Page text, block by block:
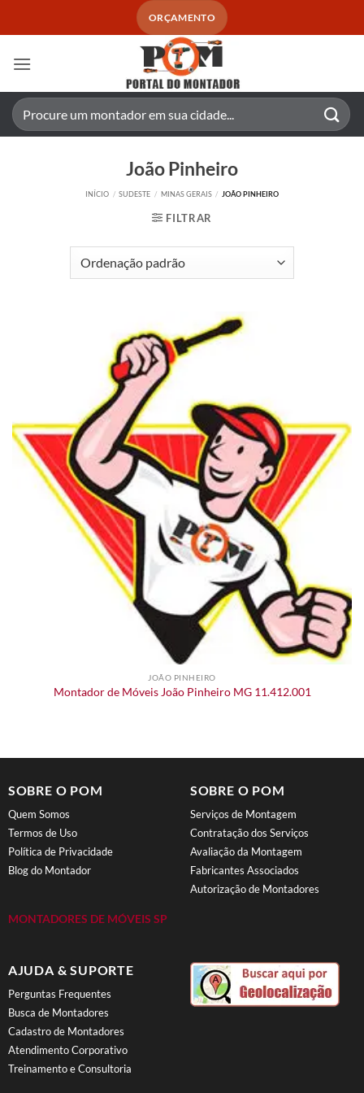
ORÇAMENTO
Pesquisar
por:
João Pinheiro
INÍCIO / SUDESTE / MINAS GERAIS / JOÃO PINHEIRO
FILTRAR
JOÃO PINHEIRO
Montador de Móveis João Pinheiro MG 11.412.001
SOBRE O POM
Quem Somos
Termos de Uso
Política de Privacidade
Blog do Montador
MONTADORES DE MÓVEIS SP
SOBRE O POM
Serviços de Montagem
Contratação dos Serviços
Avaliação da Montagem
Fabricantes Associados
Autorização de Montadores
AJUDA & SUPORTE
Perguntas Frequentes
Busca de Montadores
Cadastro de Montadores
Atendimento Corporativo
Treinamento e Consultoria